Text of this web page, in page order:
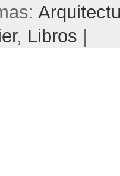
, Libros